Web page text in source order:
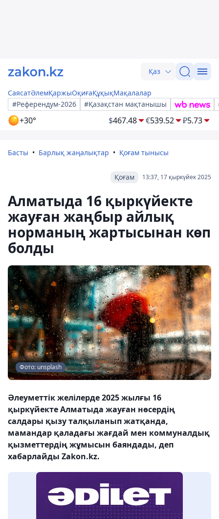
Қаз
СаясатӘлемҚаржыОқиғаҚұқықМақалалар
#Референдум-2026
#Қазақстан мақтанышы
+30° $467.48 €539.52 ₽5.73
Басты Барлық жаңалықтар Қоғам тынысы
13:37, 17 қыркүйек 2025
Қоғам
Алматыда 16 қыркүйекте
жауған жаңбыр айлық
норманың жартысынан көп
болды
Фото: unsplash
Әлеуметтік желілерде 2025 жылғы 16
қыркүйекте Алматыда жауған нөсердің
салдары қызу талқыланып жатқанда,
мамандар қаладағы жағдай мен коммуналдық
қызметтердің жұмысын баяндады, деп
хабарлайды Zakon.kz.